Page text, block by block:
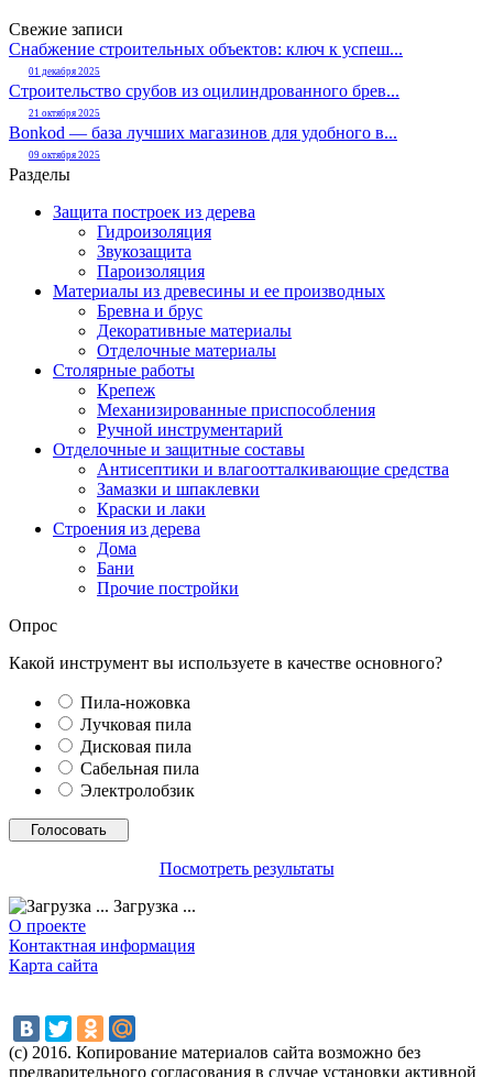
Свежие записи
Снабжение строительных объектов: ключ к успеш...
01 декабря 2025
Строительство срубов из оцилиндрованного брев...
21 октября 2025
Bonkod — база лучших магазинов для удобного в...
09 октября 2025
Разделы
Защита построек из дерева
Гидроизоляция
Звукозащита
Пароизоляция
Материалы из древесины и ее производных
Бревна и брус
Декоративные материалы
Отделочные материалы
Столярные работы
Крепеж
Механизированные приспособления
Ручной инструментарий
Отделочные и защитные составы
Антисептики и влагоотталкивающие средства
Замазки и шпаклевки
Краски и лаки
Строения из дерева
Дома
Бани
Прочие постройки
Опрос
Какой инструмент вы используете в качестве основного?
Пила-ножовка
Лучковая пила
Дисковая пила
Сабельная пила
Электролобзик
Посмотреть результаты
Загрузка ...
О проекте
Контактная информация
Карта сайта
(с) 2016. Копирование материалов сайта возможно без
предварительного согласования в случае установки активной